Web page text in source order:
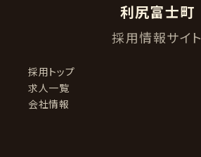
利尻富士町
採用情報サイト
採用トップ
求人一覧
会社情報